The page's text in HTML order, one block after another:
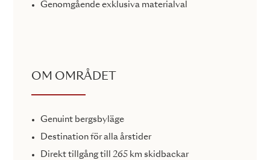
Genomgående exklusiva materialval
OM OMRÅDET
Genuint bergsbyläge
Destination för alla årstider
Direkt tillgång till 265 km skidbackar